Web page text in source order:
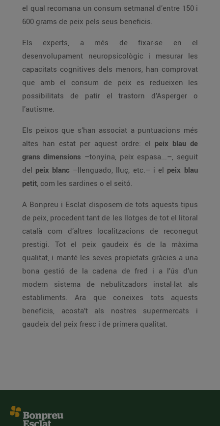
el qual recomana un consum setmanal d’entre 150 i
600 grams de peix pels seus beneficis.
Els experts, a més de fixar-se en el
desenvolupament neuropsicològic i mesurar les
capacitats cognitives dels menors, han comprovat
que amb el consum de peix es redueixen les
possibilitats de patir el trastorn d’Asperger o
l’autisme.
Els peixos que s’han associat a puntuacions més
altes han estat per aquest ordre: el peix blau de
grans dimensions –tonyina, peix espasa...–, seguit
del peix blanc –llenguado, lluç, etc.– i el peix blau
petit, com les sardines o el seitó.
A Bonpreu i Esclat disposem de tots aquests tipus
de peix, procedent tant de les llotges de tot el litoral
català com d’altres localitzacions de reconegut
prestigi. Tot el peix gaudeix és de la màxima
qualitat, i manté les seves propietats gràcies a una
bona gestió de la cadena de fred i a l’ús d’un
modern sistema de nebulitzadors instal·lat als
establiments. Ara que coneixes tots aquests
beneficis, acosta’t als nostres supermercats i
gaudeix del peix fresc i de primera qualitat.